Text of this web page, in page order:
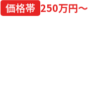
価格帯 250万円～